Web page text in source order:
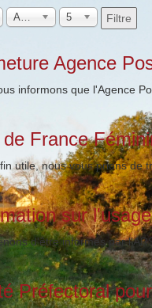
Année 5 Filtre
Agence
informons que l'Agence
de France
utile, nous vous prions de
sur
d'être informés par
Préfectoral